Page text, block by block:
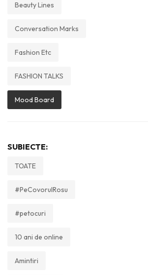
Beauty Lines
Conversation Marks
Fashion Etc
FASHION TALKS
Mood Board
SUBIECTE:
TOATE
#PeCovorulRosu
#petocuri
10 ani de online
Amintiri